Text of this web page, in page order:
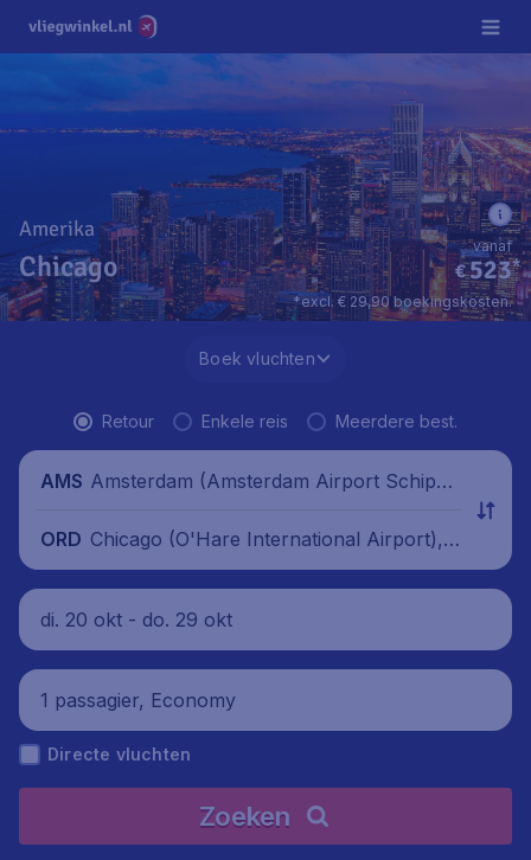
Amerika
Chicago € 523*
vanaf
*excl. € 29,90 boekingskosten.
Boek vluchten
Retour Enkele reis Meerdere best.
AMS Amsterdam (Amsterdam Airport Schipho
ORD Chicago (O'Hare International Airport), V
erenigde Staten
di. 20 okt - do. 29 okt
1 passagier, Economy
Directe vluchten
Zoeken